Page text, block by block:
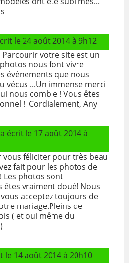
le 24 août 2014à 9h12
Parcourir votre site est un
nous font vivre
évènements que nous
vécus ...Un immense merci
nous comble ! Vous êtes
!! Cordialement, Any
a écrit le 17 août 2014à
féliciter pour très beau
fait pour les photos de
Les photos sont
êtes vraiment doué! Nous
acceptez toujours de
mariage.Pleins de
( et oui même du
le 14 août 2014à 20h10